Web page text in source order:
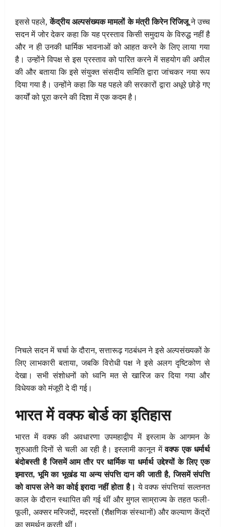
इससे पहले,केंद्रीय अल्पसंख्यक मामलों के मंत्री किरेन रिजिजूने उच्च
सदन में जोर देकर कहा कि यह प्रस्ताव किसी समुदाय के विरुद्ध नहीं है
और न ही उनकी धार्मिक भावनाओं को आहत करने के लिए लाया गया
है। उन्होंने विपक्ष से इस प्रस्ताव को पारित करने में सहयोग की अपील
की और बताया कि इसे संयुक्त संसदीय समिति द्वारा जांचकर नया रूप
दिया गया है। उन्होंने कहा कि यह पहले की सरकारों द्वारा अधूरे छोड़े गए
कार्यों को पूरा करने की दिशा में एक कदम है।
निचले सदन में चर्चा के दौरान, सत्तारूढ़ गठबंधन ने इसे अल्पसंख्यकों के
लिए लाभकारी बताया, जबकि विरोधी पक्ष ने इसे अलग दृष्टिकोण से
देखा। सभी संशोधनों को ध्वनि मत से खारिज कर दिया गया और
विधेयक को मंजूरी दे दी गई।
भारत में वक्फ बोर्ड का इतिहास
भारत में वक्फ की अवधारणा उपमहाद्वीप में इस्लाम के आगमन के
शुरुआती दिनों से चली आ रही है। इस्लामी कानून मेंवक्फ एक धर्मार्थ
बंदोबस्ती है जिसमें आम तौर पर धार्मिक या धर्मार्थ उद्देश्यों के लिए एक
इमारत, भूमि का भूखंड या अन्य संपत्ति दान की जाती है, जिसमें संपत्ति
को वापस लेने का कोई इरादा नहीं होता है। ये वक्फ संपत्तियां सल्तनत
काल के दौरान स्थापित की गई थीं और मुगल साम्राज्य के तहत फली-
फूली, अक्सर मस्जिदों, मदरसों (शैक्षणिक संस्थानों) और कल्याण केंद्रों
का समर्थन करती थीं।